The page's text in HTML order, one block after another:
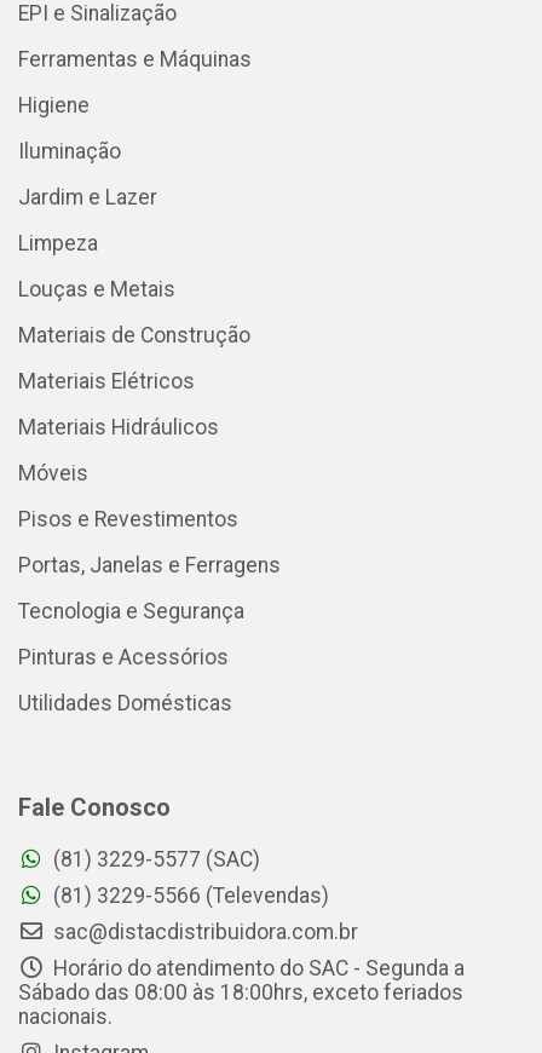
EPI e Sinalização
Ferramentas e Máquinas
Higiene
Iluminação
Jardim e Lazer
Limpeza
Louças e Metais
Materiais de Construção
Materiais Elétricos
Materiais Hidráulicos
Móveis
Pisos e Revestimentos
Portas, Janelas e Ferragens
Tecnologia e Segurança
Pinturas e Acessórios
Utilidades Domésticas
Fale Conosco
(81) 3229-5577 (SAC)
(81) 3229-5566 (Televendas)
sac@distacdistribuidora.com.br
Horário do atendimento do SAC - Segunda a
Sábado das 08:00 às 18:00hrs, exceto feriados
nacionais.